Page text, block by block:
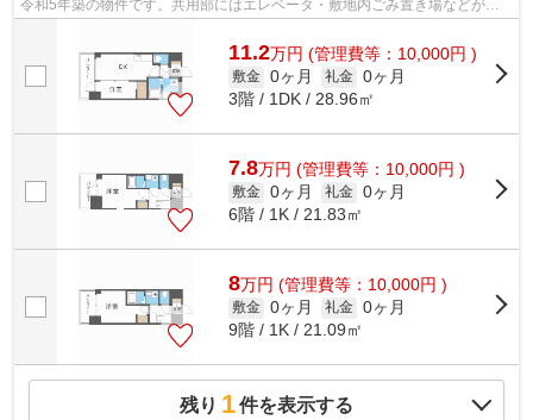
令和5年築の物件です。共用部にはエレベータ・敷地内ごみ置き場などが備
わっておりとても充実しています。ネッ...
11.2万円 (管理費等：10,000円 )
敷金 0ヶ月 礼金 0ヶ月
3階 / 1DK / 28.96㎡
7.8万円 (管理費等：10,000円 )
敷金 0ヶ月 礼金 0ヶ月
6階 / 1K / 21.83㎡
8万円 (管理費等：10,000円 )
敷金 0ヶ月 礼金 0ヶ月
9階 / 1K / 21.09㎡
残り 1件を表示する